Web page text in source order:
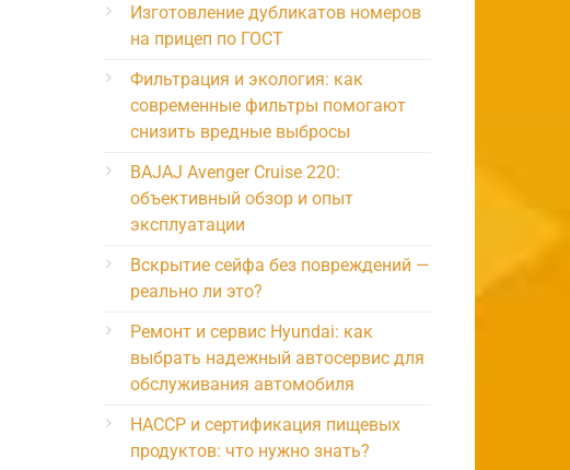
Изготовление дубликатов номеров
на прицеп по ГОСТ
Фильтрация и экология: как
современные фильтры помогают
снизить вредные выбросы
BAJAJ Avenger Cruise 220:
объективный обзор и опыт
эксплуатации
Вскрытие сейфа без повреждений —
реально ли это?
Ремонт и сервис Hyundai: как
выбрать надежный автосервис для
обслуживания автомобиля
HACCP и сертификация пищевых
продуктов: что нужно знать?